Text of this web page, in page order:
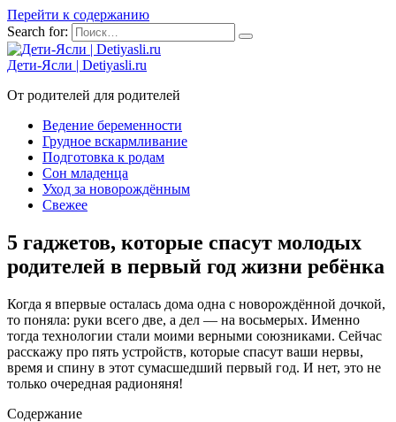
Перейти к содержанию
Search for:
Дети-Ясли | Detiyasli.ru
От родителей для родителей
Ведение беременности
Грудное вскармливание
Подготовка к родам
Сон младенца
Уход за новорождённым
Свежее
5 гаджетов, которые спасут молодых
родителей в первый год жизни ребёнка
Когда я впервые осталась дома одна с новорождённой дочкой,
то поняла: руки всего две, а дел — на восьмерых. Именно
тогда технологии стали моими верными союзниками. Сейчас
расскажу про пять устройств, которые спасут ваши нервы,
время и спину в этот сумасшедший первый год. И нет, это не
только очередная радионяня!
Содержание